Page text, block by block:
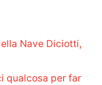
Nave Diciotti,
qualcosa per far